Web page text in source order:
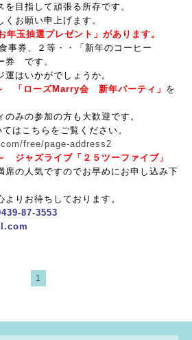
目指して頑張る所存です。
お願い申上げます。
玉抽選プレゼント」があります。
事券、２等・・「新年のコーヒー
券 です。
はいかがでしょうか。
「ローズMarry会 新年パーティ」 を
みの参加の方も大歓迎です。
はこちらをご覧ください。
free/page-address2
ャズライブ「２５ツーファイブ」
の人気ですのでお早めにお申し込み下
りお待ちしております。
87-3553
1